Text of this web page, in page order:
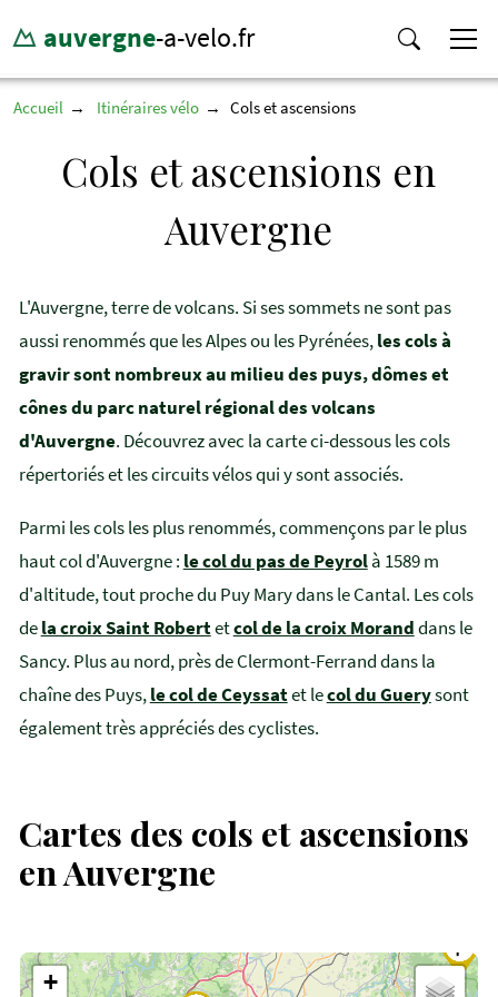
auvergne-a-velo.fr
Accueil Itinéraires vélo Cols et ascensions
Cols et ascensions en
Auvergne
L'Auvergne, terre de volcans. Si ses sommets ne sont pas
aussi renommés que les Alpes ou les Pyrénées,les cols à
gravir sont nombreux au milieu des puys, dômes et
cônes du parc naturel régional des volcans
d'Auvergne. Découvrez avec la carte ci-dessous les cols
répertoriés et les circuits vélos qui y sont associés.
Parmi les cols les plus renommés, commençons par le plus
haut col d'Auvergne : le col du pas de Peyrolà 1589 m
d'altitude, tout proche du Puy Mary dans le Cantal. Les cols
dela croix Saint Robertetcol de la croix Moranddans le
Sancy. Plus au nord, près de Clermont-Ferrand dans la
chaîne des Puys,le col de Ceyssatet lecol du Guerysont
également très appréciés des cyclistes.
Cartes des cols et ascensions
en Auvergne
+